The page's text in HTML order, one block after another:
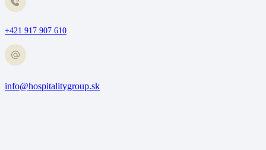
+421 917 907 610
info@hospitalitygroup.sk